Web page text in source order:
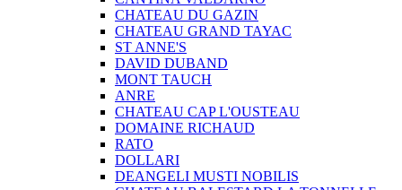
CHATEAU DU GAZIN
CHATEAU GRAND TAYAC
ST ANNE'S
DAVID DUBAND
MONT TAUCH
ANRE
CHATEAU CAP L'OUSTEAU
DOMAINE RICHAUD
RATO
DOLLARI
DEANGELI MUSTI NOBILIS